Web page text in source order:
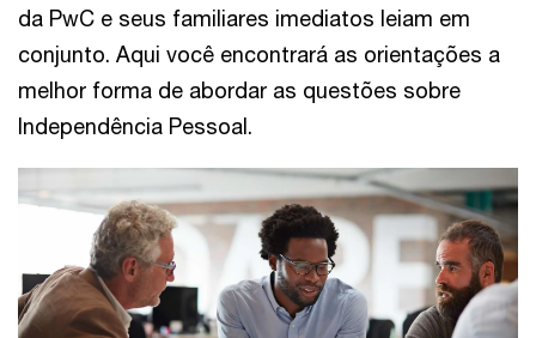
da PwC e seus familiares imediatos leiam em
conjunto. Aqui você encontrará as orientações a
melhor forma de abordar as questões sobre
Independência Pessoal.